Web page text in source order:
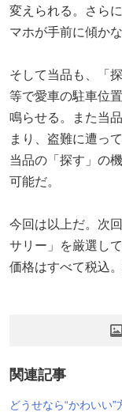
変えられる。さら
マホが手前に傾かな
そして当品も、「
等で愛車の駐車位
鳴らせる。また当
まり、盗難に遭っ
当品の「探す」の
可能だ。
今回は以上だ。次
サリー」を厳選し
価格はすべて税込
関連記事
どうせなら“かわいい